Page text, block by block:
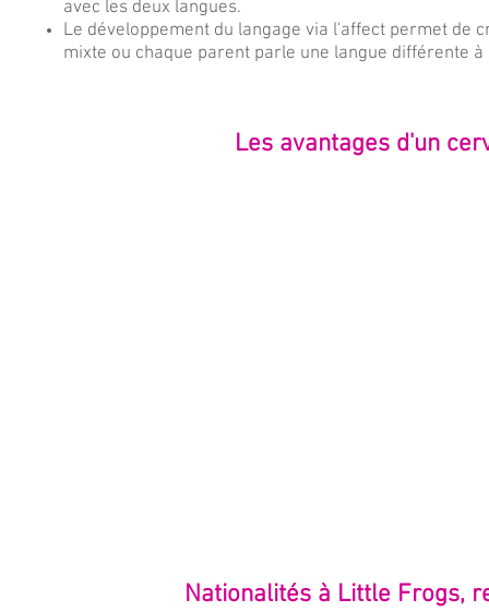
avec les deux langues.
Le développement du langage via l'affect permet de
mixte ou chaque parent parle une langue différente
Les avantages d'un
Nationalités à Little Frogs,